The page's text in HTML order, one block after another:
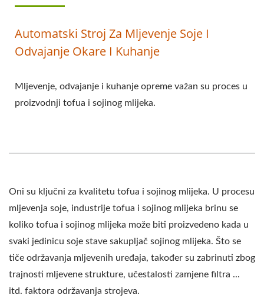
Automatski Stroj Za Mljevenje Soje I
Odvajanje Okare I Kuhanje
Mljevenje, odvajanje i kuhanje opreme važan su proces u
proizvodnji tofua i sojinog mlijeka.
Oni su ključni za kvalitetu tofua i sojinog mlijeka. U procesu
mljevenja soje, industrije tofua i sojinog mlijeka brinu se
koliko tofua i sojinog mlijeka može biti proizvedeno kada u
svaki jedinicu soje stave sakupljač sojinog mlijeka. Što se
tiče održavanja mljevenih uređaja, također su zabrinuti zbog
trajnosti mljevene strukture, učestalosti zamjene filtra ...
itd. faktora održavanja strojeva.